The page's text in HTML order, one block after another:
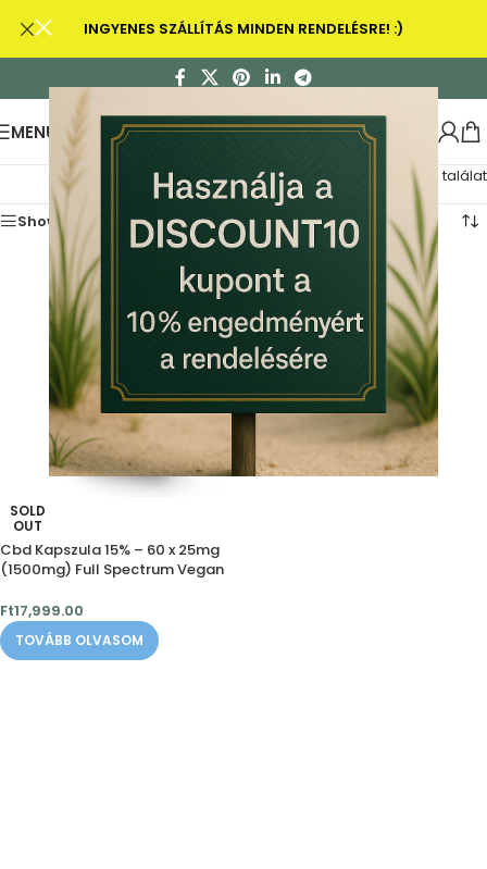
INGYENES SZÁLLÍTÁS MINDEN RENDELÉSRE! :)
MENU
Összesen 1 találat
Show sidebar
SOLD
OUT
Cbd Kapszula 15% – 60 x 25mg
(1500mg) Full Spectrum Vegan
Ft17,999.00
TOVÁBB OLVASOM